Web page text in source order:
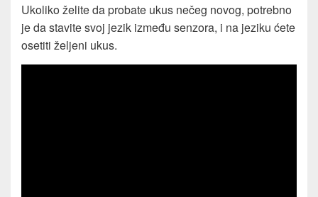
Ukoliko želite da probate ukus nečeg novog, potrebno
je da stavite svoj jezik između senzora, i na jeziku ćete
osetiti željeni ukus.